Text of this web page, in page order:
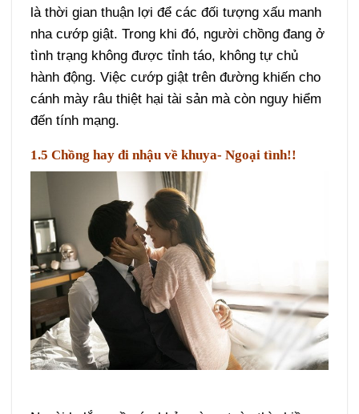
là thời gian thuận lợi để các đối tượng xấu manh
nha cướp giật. Trong khi đó, người chồng đang ở
tình trạng không được tỉnh táo, không tự chủ
hành động. Việc cướp giật trên đường khiến cho
cánh mày râu thiệt hại tài sản mà còn nguy hiểm
đến tính mạng.
1.5 Chồng hay đi nhậu về khuya- Ngoại tình!!